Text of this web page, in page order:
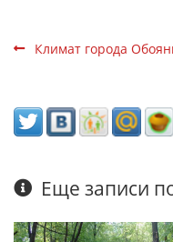
Климат города
Еще записи